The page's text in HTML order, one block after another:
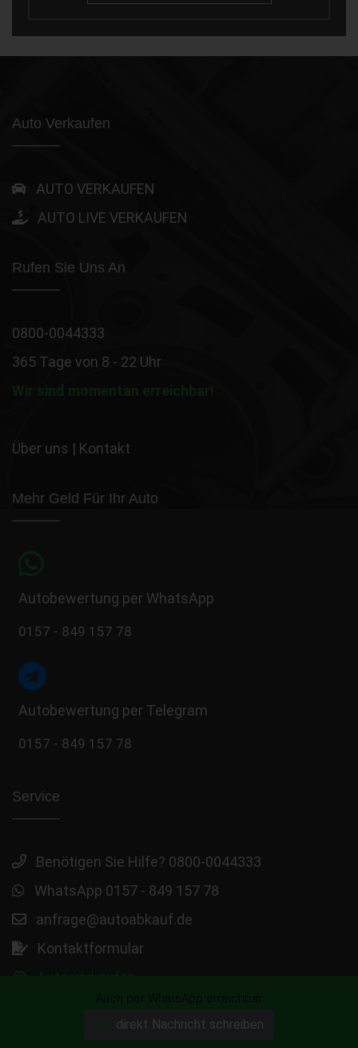
Auto Verkaufen
AUTO VERKAUFEN
AUTO LIVE VERKAUFEN
Rufen Sie Uns An
0800-0044333
365 Tage von 8 - 22 Uhr
Wir sind momentan erreichbar!
Über uns | Kontakt
Mehr Geld Für Ihr Auto
Autobewertung per WhatsApp
0157 - 849 157 78
Autobewertung per Telegram
0157 - 849 157 78
Service
Benötigen Sie Hilfe? 0800-0044333
WhatsApp 0157 - 849 157 78
anfrage@autoabkauf.de
Kontaktformular
Auch per WhatsApp erreichbar
direkt Nachricht schreiben